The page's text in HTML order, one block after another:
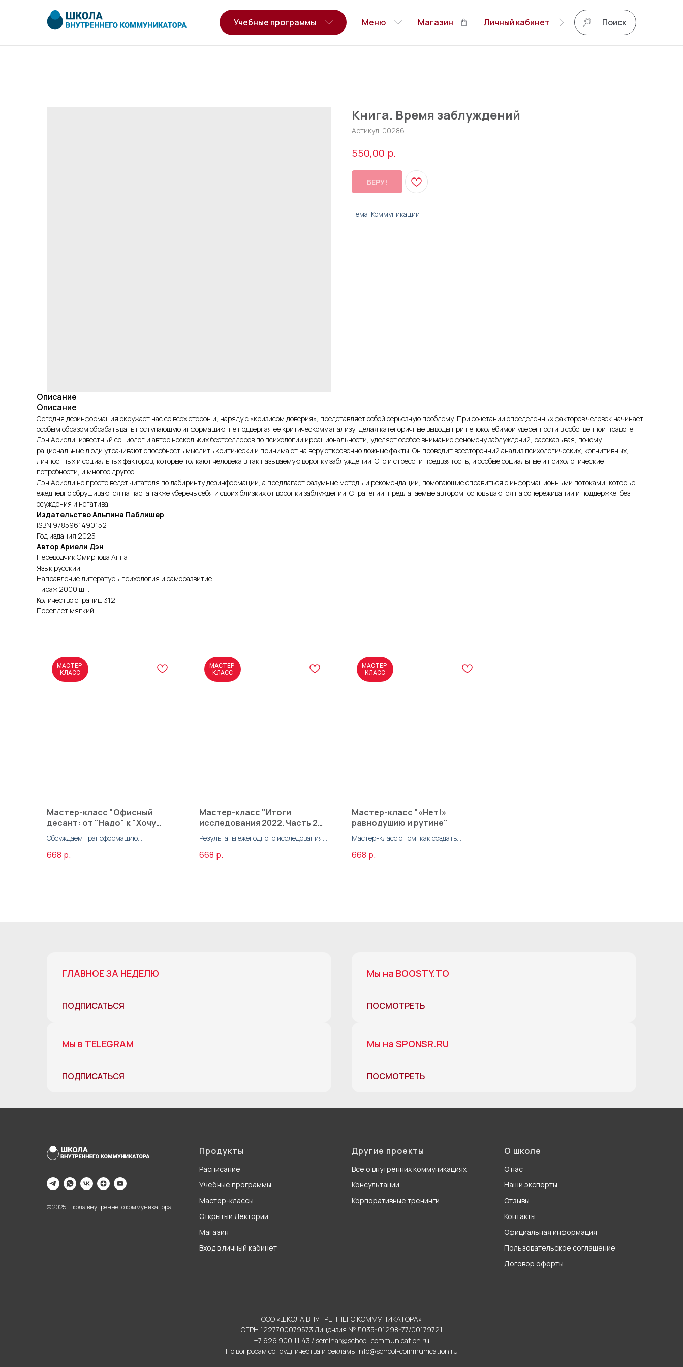
Учебные программы Меню Магазин Личный кабинет Поиск
Книга. Время заблуждений
Артикул: 00286
550,00 р.
БЕРУ!
Тема: Коммуникации
Описание
Описание
Сегодня дезинформация окружает нас со всех сторон и, наряду с «кризисом доверия», представляет собой серьезную проблему. При сочетании определенных факторов человек начинает
особым образом обрабатывать поступающую информацию, не подвергая ее критическому анализу, делая категоричные выводы при непоколебимой уверенности в собственной правоте.
Дэн Ариели, известный социолог и автор нескольких бестселлеров по психологии иррациональности, уделяет особое внимание феномену заблуждений, рассказывая, почему
рациональные люди утрачивают способность мыслить критически и принимают на веру откровенно ложные факты. Он проводит всесторонний анализ психологических, когнитивных,
личностных и социальных факторов, которые толкают человека в так называемую воронку заблуждений. Это и стресс, и предвзятость, и особые социальные и психологические
потребности, и многое другое.
Дэн Ариели не просто ведет читателя по лабиринту дезинформации, а предлагает разумные методы и рекомендации, помогающие справиться с информационными потоками, которые
ежедневно обрушиваются на нас, а также уберечь себя и своих близких от воронки заблуждений. Стратегии, предлагаемые автором, основываются на сопереживании и поддержке, без
осуждения и негатива.
Издательство Альпина Паблишер
ISBN 9785961490152
Год издания 2025
Автор Ариели Дэн
Переводчик Смирнова Анна
Язык русский
Направление литературы психология и саморазвитие
Тираж 2000 шт.
Количество страниц 312
Переплет мягкий
МАСТЕР-
КЛАСС
Мастер-класс "Офисный
десант: от "Надо" к "Хочу
помочь"
Обсуждаем трансформацию
проекта «Офисный десант»
668 р.
МАСТЕР-
КЛАСС
Мастер-класс "Итоги
исследования 2022. Часть 2
Портрет коммуникатора. Кто
сегодня делает профессию?"
Результаты ежегодного исследования
коммуникаторов. Ч2 Профиль
668 р.
МАСТЕР-
КЛАСС
Мастер-класс "​«Нет!»
равнодушию и рутине"
Мастер-класс о том, как создать
пространство в компании
668 р.
ГЛАВНОЕ ЗА НЕДЕЛЮ
ПОДПИСАТЬСЯ
Мы на BOOSTY.TO
ПОСМОТРЕТЬ
Мы в TELEGRAM
ПОДПИСАТЬСЯ
Мы на SPONSR.RU
ПОСМОТРЕТЬ
© 2025 Школа внутреннего коммуникатора
Продукты
Расписание
Учебные программы
Мастер-классы
Открытый Лекторий
Магазин
Вход в личный кабинет
Другие проекты
Все о внутренних коммуникациях
Консультации
Корпоративные тренинги
О школе
О нас
Наши эксперты
Отзывы
Контакты
Официальная информация
Пользовательское соглашение
Договор оферты
ООО «ШКОЛА ВНУТРЕННЕГО КОММУНИКАТОРА»
ОГРН 1227700079573 Лицензия № Л035-01298-77/00179721
+7 926 900 11 43 / seminar@school-communication.ru
По вопросам сотрудничества и рекламы info@school-communication.ru